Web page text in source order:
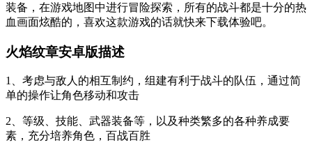
装备，在游戏地图中进行冒险探索，所有的战斗都是十分的热
血画面炫酷的，喜欢这款游戏的话就快来下载体验吧。
火焰纹章安卓版描述
1、考虑与敌人的相互制约，组建有利于战斗的队伍，通过简
单的操作让角色移动和攻击
2、等级、技能、武器装备等，以及种类繁多的各种养成要
素，充分培养角色，百战百胜